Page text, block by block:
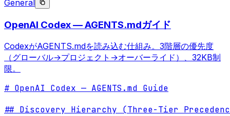
General
OpenAI Codex — AGENTS.mdガイド
CodexがAGENTS.mdを読み込む仕組み。3階層の優先度
（グローバル→プロジェクト→オーバーライド）、32KB制
限。
# OpenAI Codex — AGENTS.md Guide
## Discovery Hierarchy (Three-Tier